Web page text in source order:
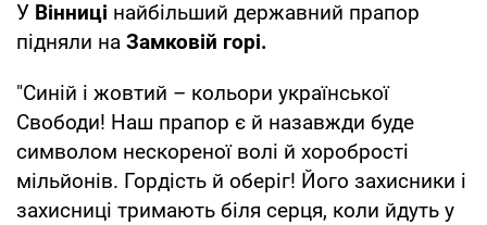
У Вінниці найбільший державний прапор
підняли на Замковій горі.
"Синій і жовтий – кольори української
Свободи! Наш прапор є й назавжди буде
символом нескореної волі й хоробрості
мільйонів. Гордість й оберіг! Його захисники і
захисниці тримають біля серця, коли йдуть у